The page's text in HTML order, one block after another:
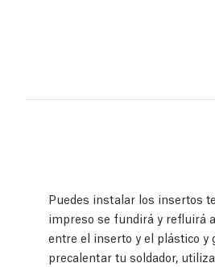
Puedes instalar los insertos
impreso se fundirá y refluirá
entre el inserto y el plástico y
precalentar tu soldador,